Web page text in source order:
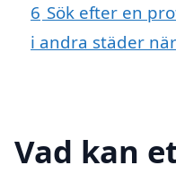
6 Sök efter en
i andra städer
Vad kan